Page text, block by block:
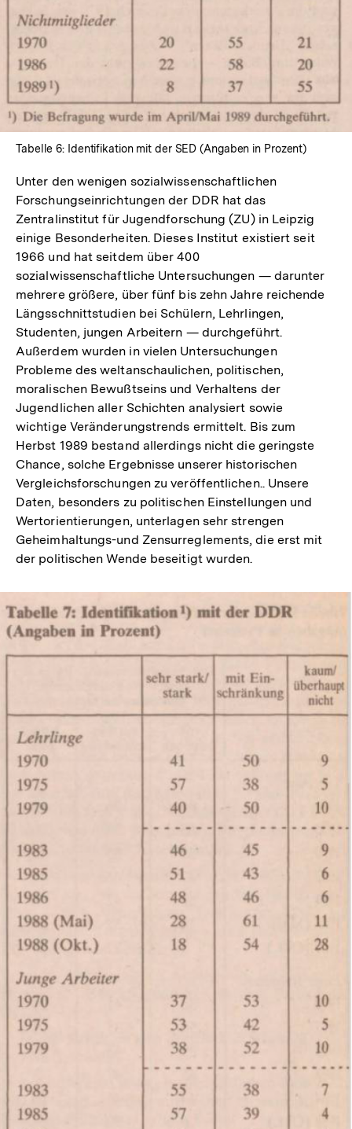
Tabelle 6: Identifikation mit der SED (Angaben in Prozent)
Unter den wenigen sozialwissenschaftlichen
Forschungseinrichtungen der DDR hat das
Zentralinstitut für Jugendforschung (ZU) in Leipzig
einige Besonderheiten. Dieses Institut existiert seit
1966 und hat seitdem über 400
sozialwissenschaftliche Untersuchungen — darunter
mehrere größere, über fünf bis zehn Jahre reichende
Längsschnittstudien bei Schülern, Lehrlingen,
Studenten, jungen Arbeitern — durchgeführt.
Außerdem wurden in vielen Untersuchungen
Probleme des weltanschaulichen, politischen,
moralischen Bewußtseins und Verhaltens der
Jugendlichen aller Schichten analysiert sowie
wichtige Veränderungstrends ermittelt. Bis zum
Herbst 1989 bestand allerdings nicht die geringste
Chance, solche Ergebnisse unserer historischen
Vergleichsforschungen zu veröffentlichen.. Unsere
Daten, besonders zu politischen Einstellungen und
Wertorientierungen, unterlagen sehr strengen
Geheimhaltungs-und Zensurreglements, die erst mit
der politischen Wende beseitigt wurden.
In
Lightbox
öffnen